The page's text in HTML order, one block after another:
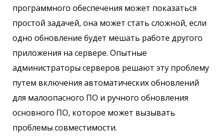
программного обеспечения может показаться
простой задачей, она может стать сложной, если
одно обновление будет мешать работе другого
приложения на сервере. Опытные
администраторы серверов решают эту проблему
путем включения автоматических обновлений
для малоопасного ПО и ручного обновления
основного ПО, которое может вызывать
проблемы совместимости.